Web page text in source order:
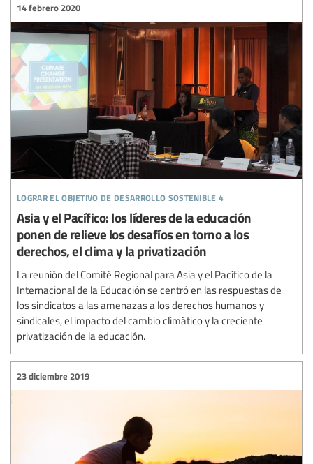
lograr el objetivo de desarrollo sostenible 4
14 febrero 2020
Asia y el Pacífico: los líderes de la educación
ponen de relieve los desafíos en torno a los
derechos, el clima y la privatización
La reunión del Comité Regional para Asia y el Pacífico de la
Internacional de la Educación se centró en las respuestas de
los sindicatos a las amenazas a los derechos humanos y
sindicales, el impacto del cambio climático y la creciente
privatización de la educación.
23 diciembre 2019